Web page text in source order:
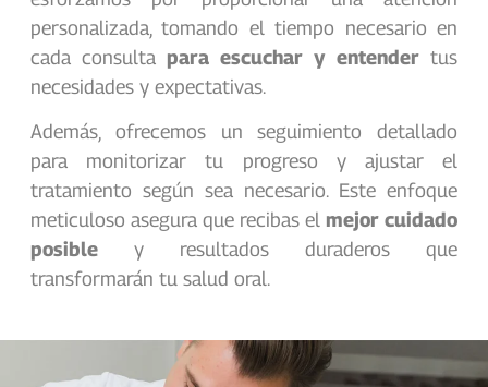
personalizada, tomando el tiempo necesario en
cada consulta para escuchar y entender tus
necesidades y expectativas.
Además, ofrecemos un seguimiento detallado
para monitorizar tu progreso y ajustar el
tratamiento según sea necesario. Este enfoque
meticuloso asegura que recibas el mejor cuidado
posible y resultados duraderos que
transformarán tu salud oral.